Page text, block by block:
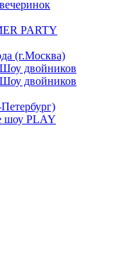
PARTY
(г.Москва)
двойников
двойников
шоу PLAY